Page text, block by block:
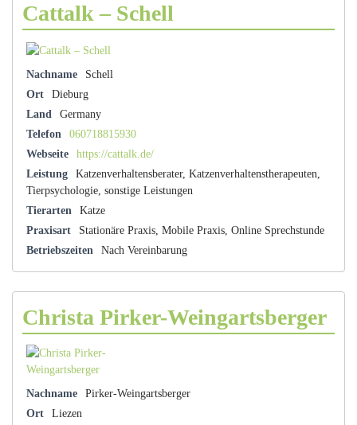
Cattalk – Schell
Nachname
Schell
Ort
Dieburg
Land
Germany
Telefon
060718815930
Webseite
https://cattalk.de/
Leistung
Katzenverhaltensberater, Katzenverhaltenstherapeuten,
Tierpsychologie, sonstige Leistungen
Tierarten
Katze
Praxisart
Stationäre Praxis, Mobile Praxis, Online Sprechstunde
Betriebszeiten
Nach Vereinbarung
Christa Pirker-Weingartsberger
Nachname
Pirker-Weingartsberger
Ort
Liezen